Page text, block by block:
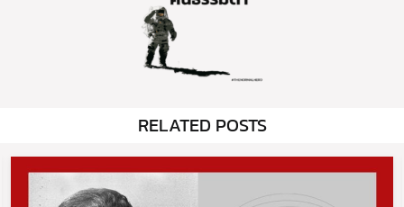
RELATED POSTS